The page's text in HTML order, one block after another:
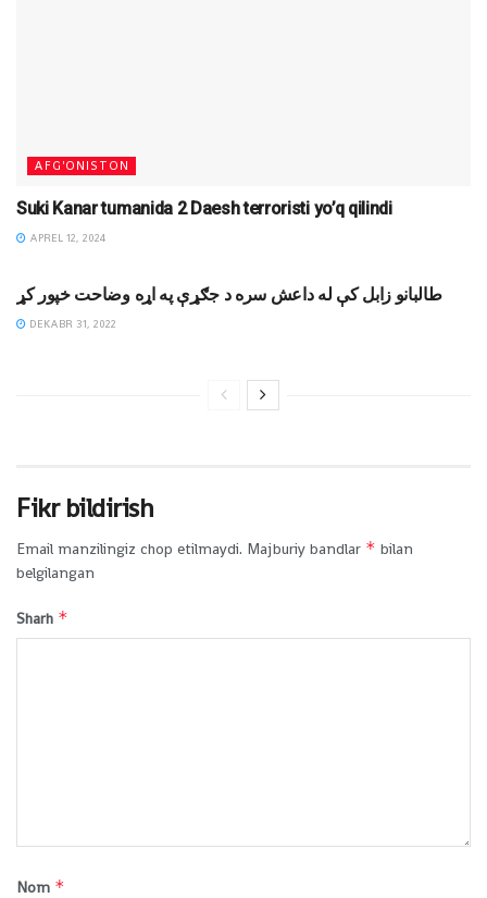
AFG'ONISTON
Suki Kanar tumanida 2 Daesh terroristi yo’q qilindi
APREL 12, 2024
طالبانو زابل کې له داعش سره د جګړې په اړه وضاحت خپور کړ
DEKABR 31, 2022
Fikr bildirish
Email manzilingiz chop etilmaydi. Majburiy bandlar * bilan
belgilangan
Sharh *
Nom *